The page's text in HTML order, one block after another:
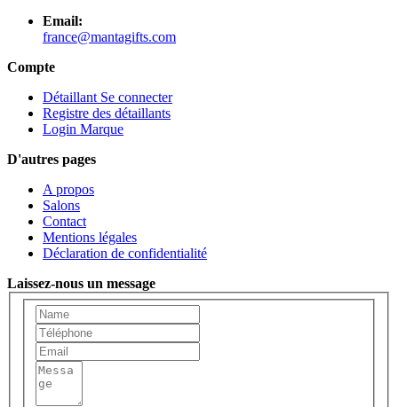
Email:
france@mantagifts.com
Compte
Détaillant Se connecter
Registre des détaillants
Login Marque
D'autres pages
A propos
Salons
Contact
Mentions légales
Déclaration de confidentialité
Laissez-nous un message